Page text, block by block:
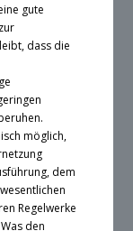
gute
dass die
möglich,
dem
Regelwerke
den